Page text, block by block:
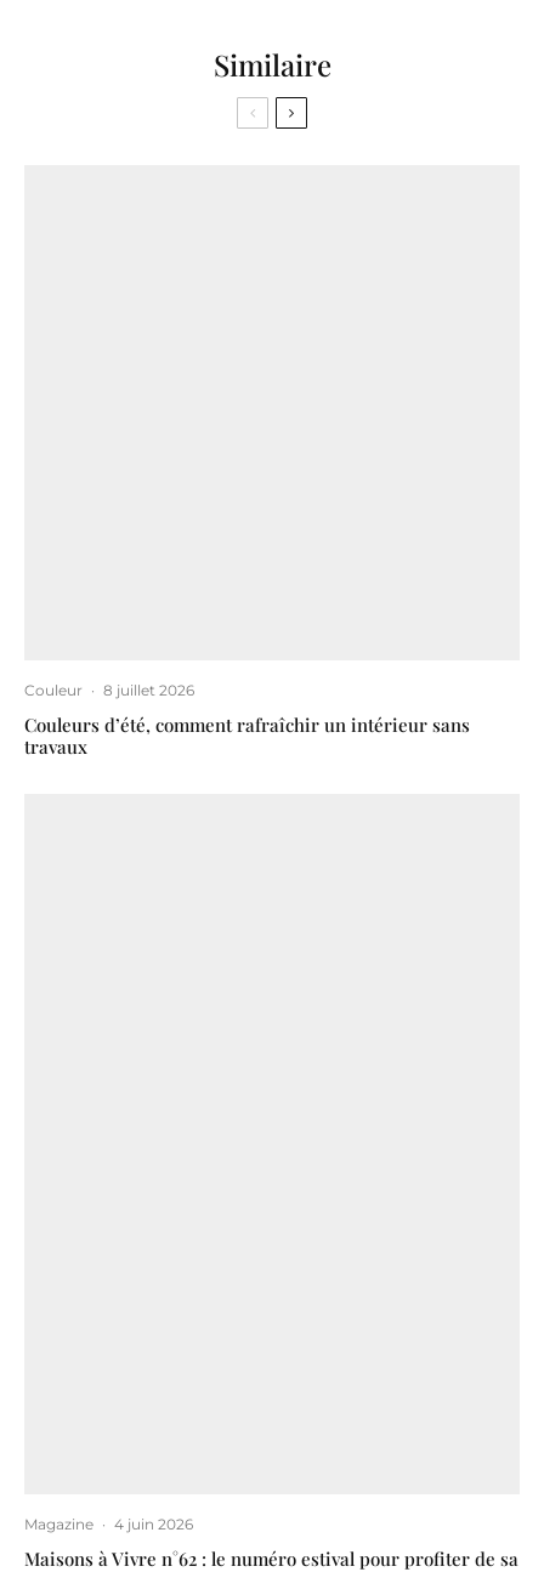
Similaire
Couleur · 8 juillet 2026
Couleurs d’été, comment rafraîchir un intérieur sans
travaux
Magazine · 4 juin 2026
Maisons à Vivre n°62 : le numéro estival pour profiter de sa